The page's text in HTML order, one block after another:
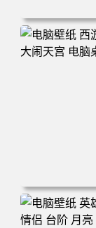
电脑壁纸 电子
画 电脑桌面 高
电脑壁纸 西游
宫 电脑桌面 高